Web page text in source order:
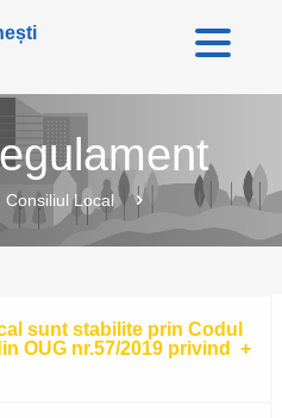
Consiliul Local
sunt stabilite prin Codul
OUG nr.57/2019 privind